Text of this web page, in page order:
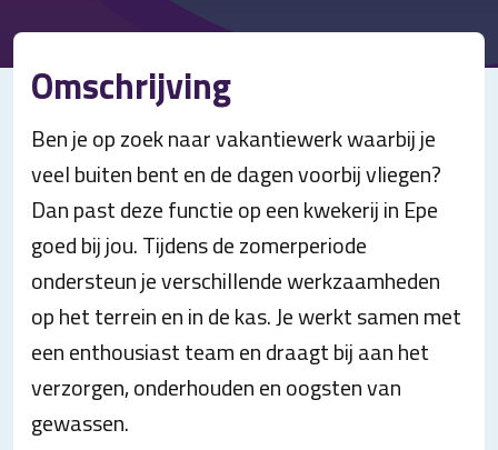
Omschrijving
Ben je op zoek naar vakantiewerk waarbij je
veel buiten bent en de dagen voorbij vliegen?
Dan past deze functie op een kwekerij in Epe
goed bij jou. Tijdens de zomerperiode
ondersteun je verschillende werkzaamheden
op het terrein en in de kas. Je werkt samen met
een enthousiast team en draagt bij aan het
verzorgen, onderhouden en oogsten van
gewassen.